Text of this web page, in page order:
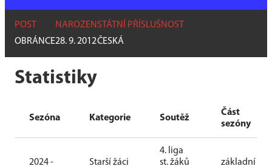
POST
OBRÁNCE
NAROZEN
28. 9. 2012
STÁTNÍ PŘÍSLUŠNOST
ČESKÁ
Statistiky
Sezóna Kategorie Soutěž
Část
sezóny
2024 -
Starší žáci
4. liga
st. žáků
základní